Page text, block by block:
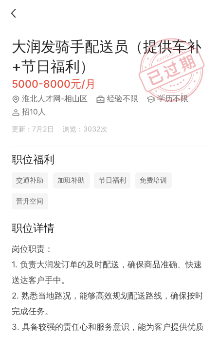
大润发骑手配送员（提供车补
+节日福利）
5000-8000元/月
淮北人才网-相山区 经验不限
学历不限
招10人
更新：7月2日 浏览：3032次
职位福利
交通补助 加班补助 节日福利 免费培训
晋升空间
职位详情
岗位职责：
1. 负责大润发订单的及时配送，确保商品准确、快速
送达客户手中。
2. 熟悉当地路况，能够高效规划配送路线，确保按时
完成任务。
3. 具备较强的责任心和服务意识，能为客户提供优质